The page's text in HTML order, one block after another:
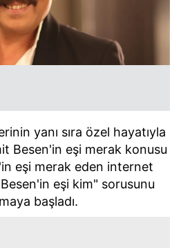
yanı sıra özel hayatıyla
Besen'in eşi merak konusu
eşi merak eden internet
Besen'in eşi kim" sorusunu
başladı.